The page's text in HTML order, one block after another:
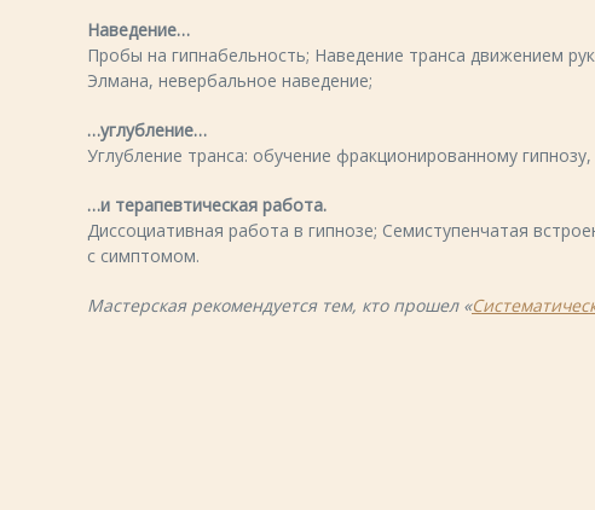
Наведение…
Пробы на гипнабельность; Наведение транса движением
Элмана, невербальное наведение;
…углубление…
Углубление транса: обучение фракционированному
…и терапевтическая работа.
Диссоциативная работа в гипнозе; Семиступенчатая
с симптомом.
Мастерская рекомендуется тем, кто прошел «